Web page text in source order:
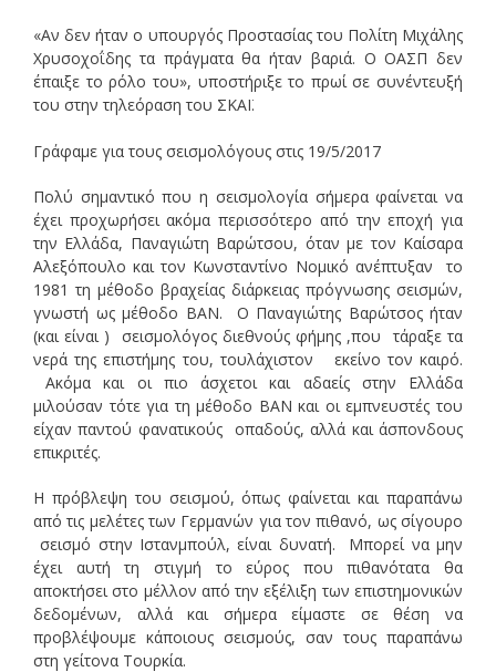
«Αν δεν ήταν ο υπουργός Προστασίας του Πολίτη Μιχάλης
Χρυσοχοΐδης τα πράγματα θα ήταν βαριά. Ο ΟΑΣΠ δεν
έπαιξε το ρόλο του», υποστήριξε το πρωί σε συνέντευξή
του στην τηλεόραση του ΣΚΑΪ.
Γράφαμε για τους σεισμολόγους στις 19/5/2017
Πολύ σημαντικό που η σεισμολογία σήμερα φαίνεται να
έχει προχωρήσει ακόμα περισσότερο από την εποχή για
την Ελλάδα, Παναγιώτη Βαρώτσου, όταν με τον Καίσαρα
Αλεξόπουλο και τον Κωνσταντίνο Νομικό ανέπτυξαν το
1981 τη μέθοδο βραχείας διάρκειας πρόγνωσης σεισμών,
γνωστή ως μέθοδο ΒΑΝ. Ο Παναγιώτης Βαρώτσος ήταν
(και είναι ) σεισμολόγος διεθνούς φήμης ,που τάραξε τα
νερά της επιστήμης του, τουλάχιστον εκείνο τον καιρό.
Ακόμα και οι πιο άσχετοι και αδαείς στην Ελλάδα
μιλούσαν τότε για τη μέθοδο ΒΑΝ και οι εμπνευστές του
είχαν παντού φανατικούς οπαδούς, αλλά και άσπονδους
επικριτές.
Η πρόβλεψη του σεισμού, όπως φαίνεται και παραπάνω
από τις μελέτες των Γερμανών για τον πιθανό, ως σίγουρο
σεισμό στην Ιστανμπούλ, είναι δυνατή. Μπορεί να μην
έχει αυτή τη στιγμή το εύρος που πιθανότατα θα
αποκτήσει στο μέλλον από την εξέλιξη των επιστημονικών
δεδομένων, αλλά και σήμερα είμαστε σε θέση να
προβλέψουμε κάποιους σεισμούς, σαν τους παραπάνω
στη γείτονα Τουρκία.